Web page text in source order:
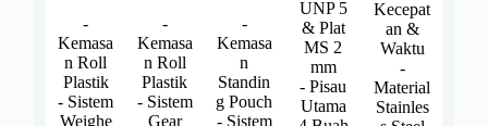
-
Kemasa
n Roll
Plastik
- Sistem
Weighe
-
Kemasa
n Roll
Plastik
- Sistem
Gear
-
Kemasa
n
Standin
g Pouch
- Sistem
UNP 5
& Plat
MS 2
mm
- Pisau
Utama
Kecepat
an &
Waktu
-
Material
Stainles